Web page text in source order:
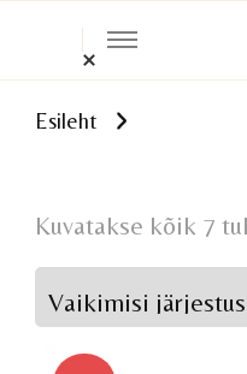
Esileht
Kuvatakse kõik 7